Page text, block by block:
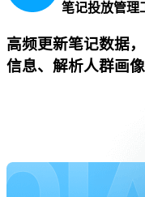
笔记投放管理
高频更新笔记数据
信息、解析人群画